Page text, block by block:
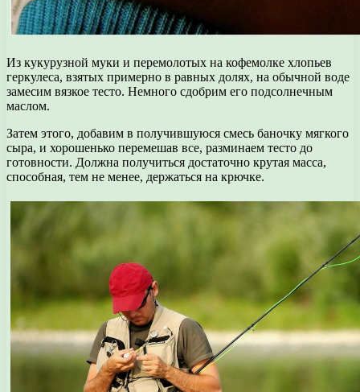
Из кукурузной муки и перемолотых на кофемолке хлопьев
геркулеса, взятых примерно в равных долях, на обычной воде
замесим вязкое тесто. Немного сдобрим его подсолнечным
маслом.
Затем этого, добавим в получившуюся смесь баночку мягкого
сыра, и хорошенько перемешав все, разминаем тесто до
готовности. Должна получиться достаточно крутая масса,
способная, тем не менее, держаться на крючке.